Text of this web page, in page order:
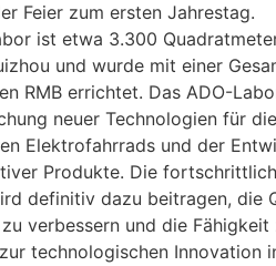
Feier zum ersten Jahrestag.
ist etwa 3.300
und wurde mit einer
RMB errichtet. Das ADO-
neuer Technologien für
Elektrofahrrads und der
Produkte. Die
definitiv dazu beitragen, die
verbessern und die
technologischen Innovation